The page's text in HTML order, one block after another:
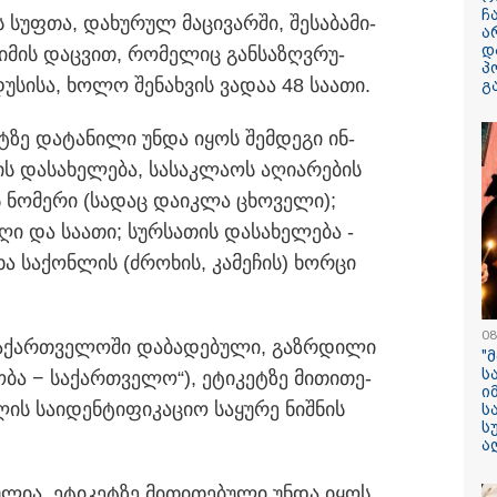
13:59 / 06-08-2026
ნიკა მელიას
სასამართლოს
1 წლით და 6
თავისუფლების
სუფ­თა, და­ხუ­რულ მა­ცი­ვარ­ში, შე­სა­ბა­მი­
დაც­ვით, რო­მე­ლიც გან­სა­ზღვრუ­
ხოლო შე­ნახ­ვის ვა­დაა 48 სა­ა­თი.
და­ტა­ნი­ლი უნდა იყოს შემ­დე­გი ინ­
და­სა­ხე­ლე­ბა, სა­საკ­ლა­ოს აღი­ა­რე­ბის
ნო­მე­რი (სა­დაც და­იკ­ლა ცხო­ვე­ლი);
და სა­ა­თი; სურ­სა­თის და­სა­ხე­ლე­ბა -
სა­ქონ­ლის (ძრო­ხის, კა­მე­ჩის) ხორ­ცი
და­ბა­დე­ბუ­ლი, გაზ­რდი­ლი
− სა­ქარ­თვე­ლო“), ეტი­კეტ­ზე მი­თი­თე­
სა­ი­დენ­ტი­ფი­კა­ციო სა­ყუ­რე ნიშ­ნის